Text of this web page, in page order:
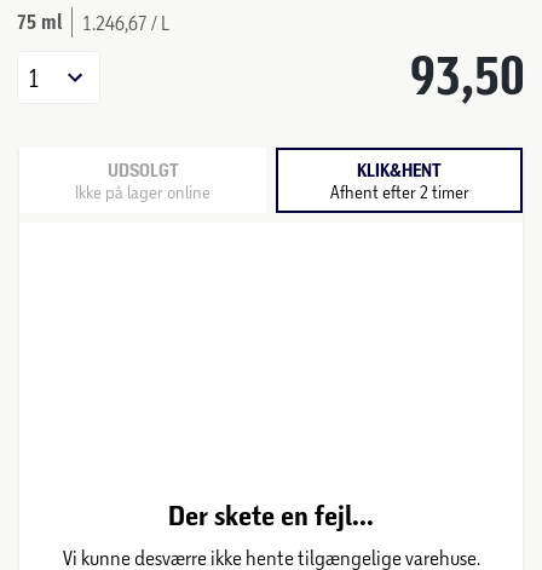
75 ml 1.246,67 / L
93,50
1
UDSOLGT
Ikke på lager online
KLIK&HENT
Afhent efter 2 timer
Der skete en fejl...
Vi kunne desværre ikke hente tilgængelige varehuse.